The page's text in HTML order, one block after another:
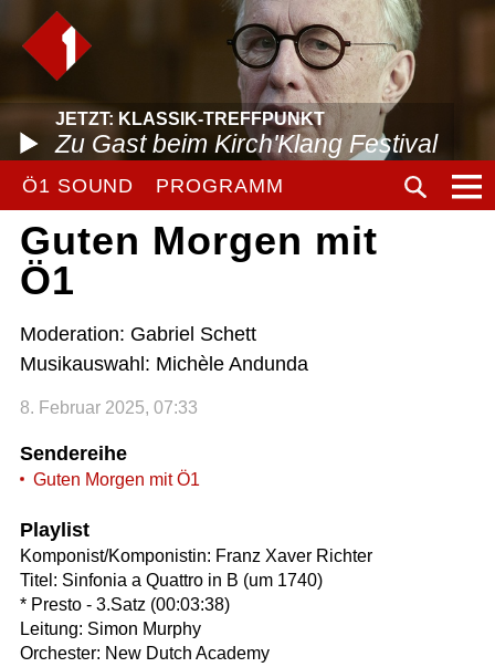
JETZT: KLASSIK-TREFFPUNKT
Zu Gast beim Kirch'Klang Festival
Ö1 SOUND PROGRAMM
Guten Morgen mit
Ö1
Moderation: Gabriel Schett
Musikauswahl: Michèle Andunda
8. Februar 2025, 07:33
Sendereihe
Guten Morgen mit Ö1
Playlist
Komponist/Komponistin: Franz Xaver Richter
Titel: Sinfonia a Quattro in B (um 1740)
* Presto - 3.Satz (00:03:38)
Leitung: Simon Murphy
Orchester: New Dutch Academy